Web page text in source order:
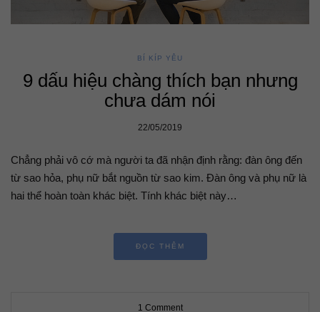
BÍ KÍP YÊU
9 dấu hiệu chàng thích bạn nhưng
chưa dám nói
22/05/2019
Chẳng phải vô cớ mà người ta đã nhận định rằng: đàn ông đến
từ sao hỏa, phụ nữ bắt nguồn từ sao kim. Đàn ông và phụ nữ là
hai thể hoàn toàn khác biệt. Tính khác biệt này…
ĐỌC THÊM
1 Comment